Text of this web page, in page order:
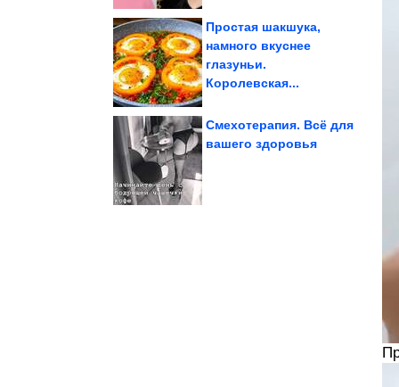
Факты о мозге, которые
Простая шакшука,
намного вкуснее
глазуньи.
Королевская...
Смехотерапия. Всё для
вашего здоровья